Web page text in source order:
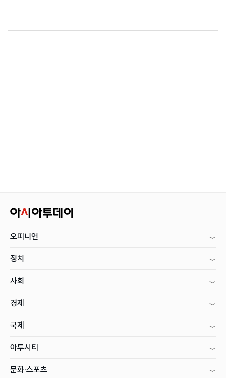
오피니언
정치
사회
경제
국제
아투시티
문화·스포츠